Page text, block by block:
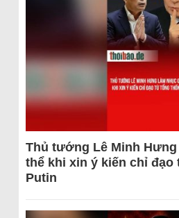
Thủ tướng Lê Minh
thể khi xin ý kiến chỉ đạo
Putin